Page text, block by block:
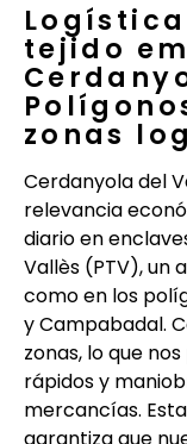
tejido
zonas
Cerdanyola del
relevancia
diario en
Vallès (PTV), un
como en los
y Campabadal.
zonas, lo que
rápidos y
mercancías.